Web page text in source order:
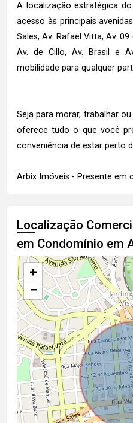
A localização estratégica
acesso às principais
Sales, Av. Rafael Vitta, Av.
Av. de Cillo, Av. Brasil e
mobilidade para qualquer
Seja para morar, trabalhar
oferece tudo o que você
conveniência de estar perto
Arbix Imóveis - Presente em
Localização
em Condomínio em
+
−